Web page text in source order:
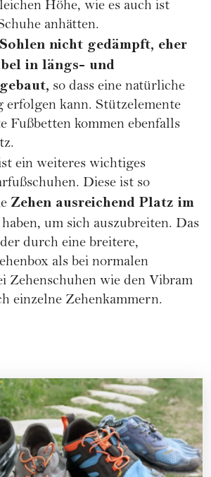
Höhe, wie es auch ist
anhätten.
Sohlen nicht gedämpft, eher
in längs- und
so dass eine natürliche
erfolgen kann. Stützelemente
Fußbetten kommen ebenfalls
ein weiteres wichtiges
Diese ist so
Zehen ausreichend Platz im
haben, um sich auszubreiten. Das
durch eine breitere,
als bei normalen
Zehenschuhen wie den Vibram
einzelne Zehenkammern.